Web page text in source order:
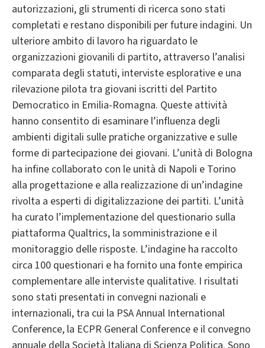
autorizzazioni, gli strumenti di ricerca sono stati
completati e restano disponibili per future indagini. Un
ulteriore ambito di lavoro ha riguardato le
organizzazioni giovanili di partito, attraverso l’analisi
comparata degli statuti, interviste esplorative e una
rilevazione pilota tra giovani iscritti del Partito
Democratico in Emilia-Romagna. Queste attività
hanno consentito di esaminare l’influenza degli
ambienti digitali sulle pratiche organizzative e sulle
forme di partecipazione dei giovani. L’unità di Bologna
ha infine collaborato con le unità di Napoli e Torino
alla progettazione e alla realizzazione di un’indagine
rivolta a esperti di digitalizzazione dei partiti. L’unità
ha curato l’implementazione del questionario sulla
piattaforma Qualtrics, la somministrazione e il
monitoraggio delle risposte. L’indagine ha raccolto
circa 100 questionari e ha fornito una fonte empirica
complementare alle interviste qualitative. I risultati
sono stati presentati in convegni nazionali e
internazionali, tra cui la PSA Annual International
Conference, la ECPR General Conference e il convegno